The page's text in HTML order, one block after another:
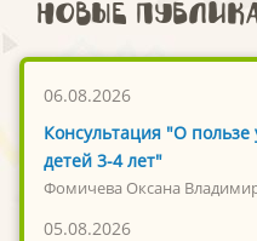
Новые
06.08.2026
Консультация "О
детей 3-4 лет"
Фомичева Оксана
05.08.2026